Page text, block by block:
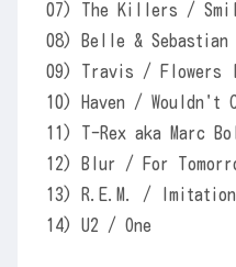
07) The Killers /
08) Belle & Sebastian
09) Travis / Flowers In
10) Haven / Wouldn't
11) T-Rex aka Marc
12) Blur / For
13) R.E.M. /
14) U2 / One